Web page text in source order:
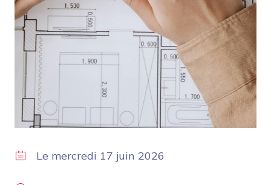
Le mercredi 17 juin 2026